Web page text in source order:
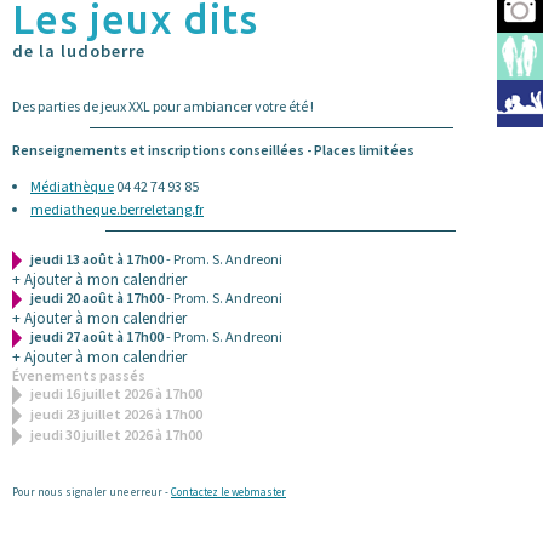
Les jeux dits
de la ludoberre
Des parties de jeux XXL pour ambiancer votre été !
Renseignements et inscriptions conseillées - Places limitées
Médiathèque 04 42 74 93 85
mediatheque.berreletang.fr
jeudi 13 août à 17h00- Prom. S. Andreoni
+ Ajouter à mon calendrier
jeudi 20 août à 17h00- Prom. S. Andreoni
+ Ajouter à mon calendrier
jeudi 27 août à 17h00- Prom. S. Andreoni
+ Ajouter à mon calendrier
Évenements passés
jeudi 16 juillet 2026 à 17h00
jeudi 23 juillet 2026 à 17h00
jeudi 30 juillet 2026 à 17h00
Pour nous signaler une erreur -Contactez le webmaster